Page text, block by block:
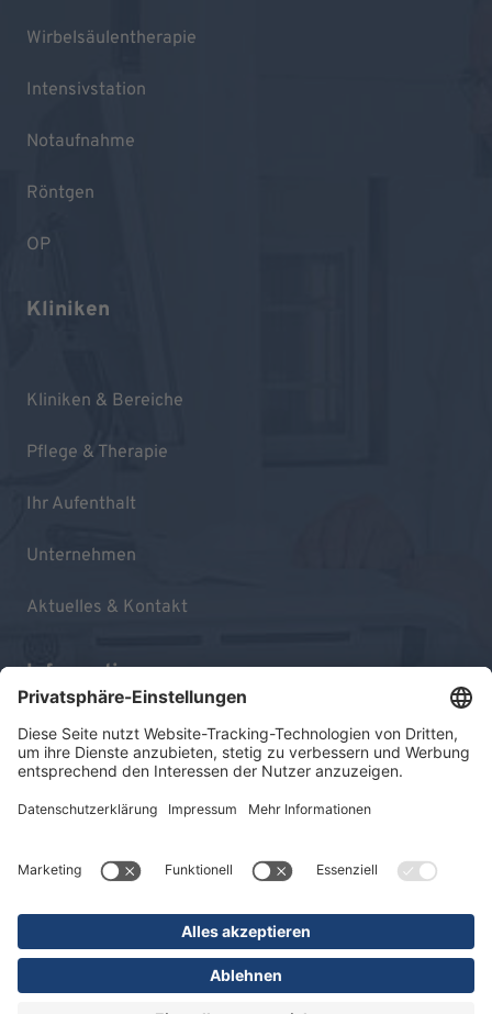
Wirbelsäulentherapie
Intensivstation
Notaufnahme
Röntgen
OP
Kliniken
Kliniken & Bereiche
Pflege & Therapie
Ihr Aufenthalt
Unternehmen
Aktuelles & Kontakt
Informationen
Impressum
Datenschutz